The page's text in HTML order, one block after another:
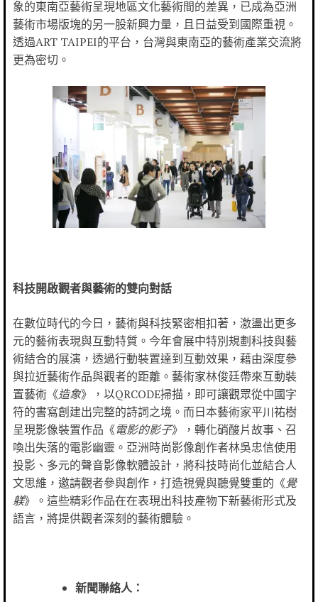
象的東南亞藝術呈現地區文化藝術間的差異，已成為亞洲
藝術市場版塊的另一股新興力量，且日益受到國際重視。
透過ART TAIPEI的平台，台灣與東南亞的藝術產業交流將
更為密切。
科技開啟觀者與藝術的雙向對話
在數位時代的今日，藝術與科技緊密相扣著，激盪出更多
元的藝術表現與互動特質。今年會展中特別規劃科技與藝
術結合的展演，透過行動裝置達到互動效果，藉由深度參
與拉近藝術作品與觀者的距離。藝術家林俊廷帶來互動裝
置藝術《造象》，以QRCODE掃描，即可讓觀眾從中國字
符的書寫創建出完整的詩詞之境。而日本藝術家平川祐樹
呈現影像裝置作品《電影的影子》，轉化硝酸片故事、召
喚出失落的電影幽靈。亞洲時尚影像創作者林吳忠信使用
投影、多元的聲音影像軟體設計，將科技時尚化並結合人
文思維，邀請觀者參與創作，打造視覺與聽覺雙重的《覺
躾》。這些精彩作品在在表現出科技產物下新藝術形式及
語言，將提供觀者深刻的藝術體驗。
新聞聯絡人：